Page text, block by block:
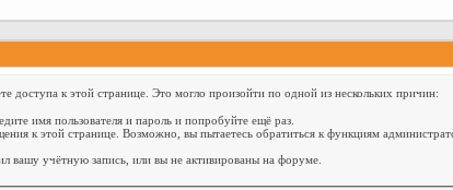
доступа к этой странице. Это могло произойти по одной из нескольких причин:
имя пользователя и пароль и попробуйте ещё раз.
к этой странице. Возможно, вы пытаетесь обратиться к функциям
вашу учётную запись, или вы не активированы на форуме.